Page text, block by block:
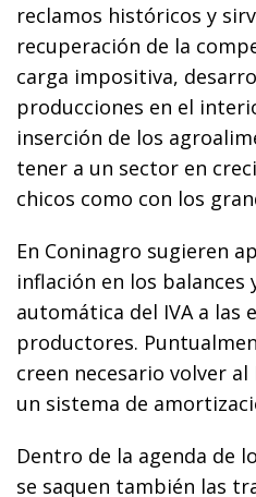
reclamos históricos y
recuperación de la
carga impositiva,
producciones en el
inserción de los
tener a un sector en
chicos como con los
En Coninagro sugieren
inflación en los balances
automática del IVA a las
productores.
creen necesario volver al
un sistema de
Dentro de la agenda de
se saquen también las